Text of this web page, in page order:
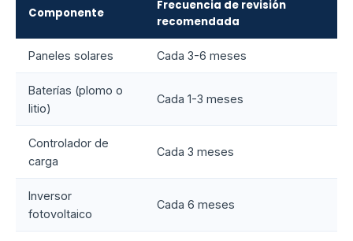
Componente
Frecuencia de revisión
recomendada
Paneles solares Cada 3-6 meses
Baterías (plomo o
litio)
Cada 1-3 meses
Controlador de
carga
Cada 3 meses
Inversor
fotovoltaico
Cada 6 meses